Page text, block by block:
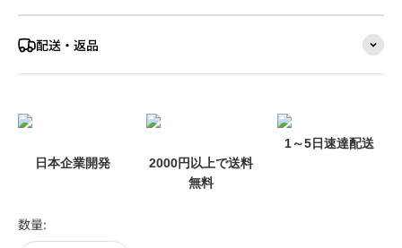
配送・返品
日本企業開発
2000円以上で送料
無料
1～5日速達配送
数量: